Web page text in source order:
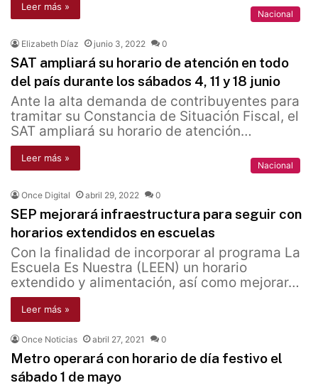
Leer más »
Nacional
Elizabeth Díaz junio 3, 2022 0
SAT ampliará su horario de atención en todo
del país durante los sábados 4, 11 y 18 junio
Ante la alta demanda de contribuyentes para
tramitar su Constancia de Situación Fiscal, el
SAT ampliará su horario de atención…
Leer más »
Nacional
Once Digital abril 29, 2022 0
SEP mejorará infraestructura para seguir con
horarios extendidos en escuelas
Con la finalidad de incorporar al programa La
Escuela Es Nuestra (LEEN) un horario
extendido y alimentación, así como mejorar…
Leer más »
Once Noticias abril 27, 2021 0
Metro operará con horario de día festivo el
sábado 1 de mayo